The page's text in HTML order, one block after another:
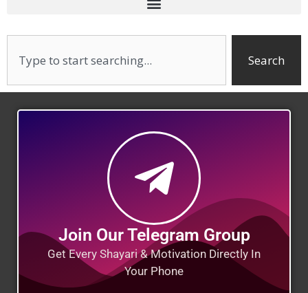
Search
Join Our Telegram Group
Get Every Shayari & Motivation Directly In
Your Phone